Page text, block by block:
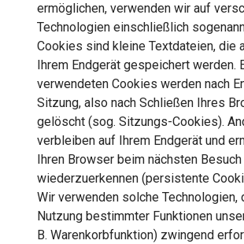
ermöglichen, verwenden wir auf
Technologien einschließlich
Cookies sind kleine Textdateien, die
Ihrem Endgerät gespeichert werden.
verwendeten Cookies werden nach
Sitzung, also nach Schließen Ihres
gelöscht (sog. Sitzungs-Cookies).
verbleiben auf Ihrem Endgerät und
Ihren Browser beim nächsten Besuch
wiederzuerkennen (persistente
Wir verwenden solche Technologien,
Nutzung bestimmter Funktionen
B. Warenkorbfunktion) zwingend